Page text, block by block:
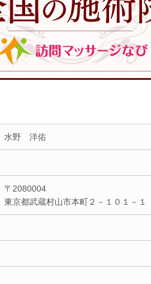
水野 洋佑
〒2080004
東京都武蔵村山市本町２－１０１－１